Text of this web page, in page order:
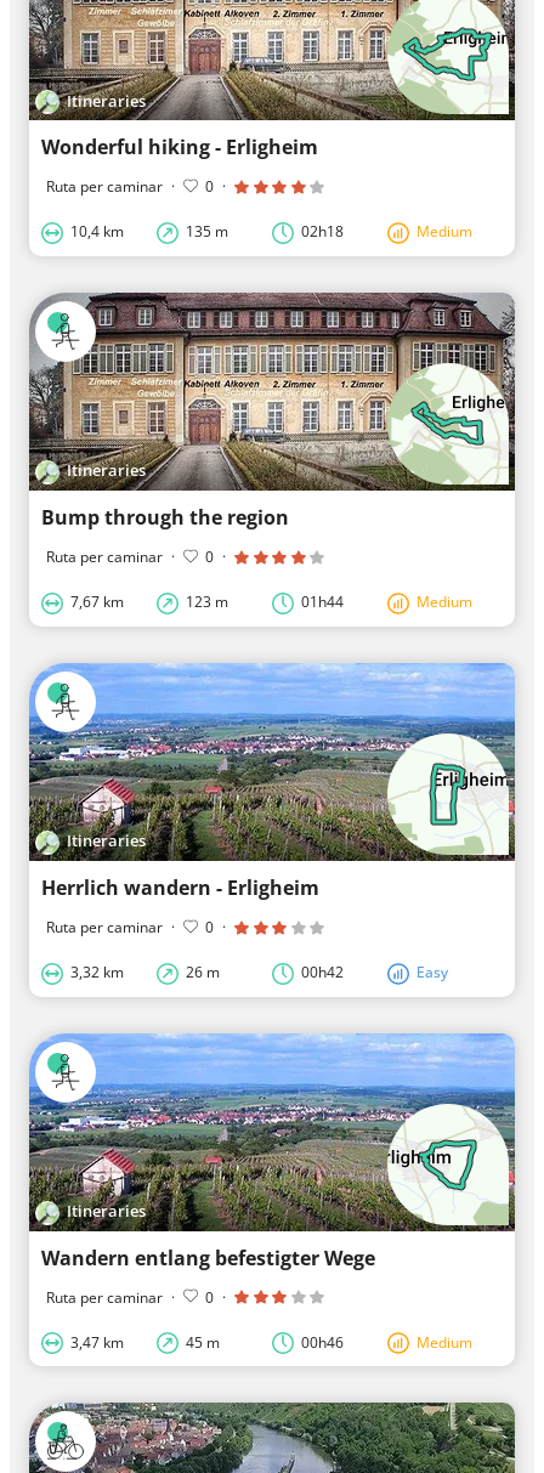
Itineraries
Wonderful hiking - Erligheim
Ruta per caminar · 0 ·
10,4 km 135 m 02h18 Medium
Itineraries
Bump through the region
Ruta per caminar · 0 ·
7,67 km 123 m 01h44 Medium
Itineraries
Herrlich wandern - Erligheim
Ruta per caminar · 0 ·
3,32 km 26 m 00h42 Easy
Itineraries
Wandern entlang befestigter Wege
Ruta per caminar · 0 ·
3,47 km 45 m 00h46 Medium